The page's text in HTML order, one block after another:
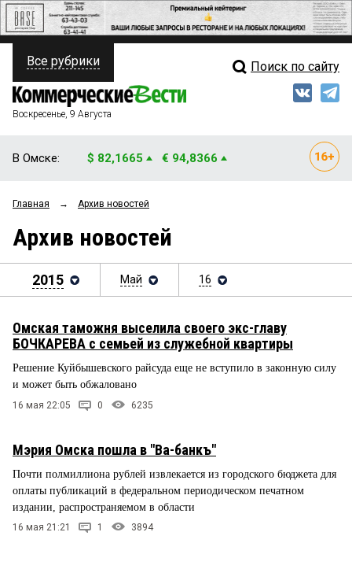
ПОЛИТИКА
ФИНАНСЫ
ОБЩЕСТВО
ЗАКОН
НОВОСТИ КОМПАНИЙ
СТИЛЬ ЖИЗНИ
Свежий выпуск
Блоги
Все рубрики Поиск по сайту
Воскресенье, 9 Августа
В Омске: $ 82,1665 € 94,8366
Главная → Архив новостей
Архив новостей
2015 Май 16
Омская таможня выселила своего экс-главу
БОЧКАРЕВА с семьей из служебной квартиры
Решение Куйбышевского райсуда еще не вступило в законную силу
и может быть обжаловано
16 мая 22:05 0 6235
Мэрия Омска пошла в "Ва-банкъ"
Почти полмиллиона рублей извлекается из городского бюджета для
оплаты публикаций в федеральном периодическом печатном
издании, распространяемом в области
16 мая 21:21 1 3894